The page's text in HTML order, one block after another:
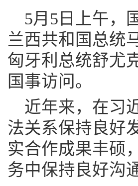
5月5日上午，
兰西共和国总统
匈牙利总统舒尤
国事访问。
近年来，在习
法关系保持良好
实合作成果丰硕
务中保持良好沟